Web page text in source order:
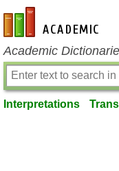
en-academic.com
Academic
Interpretations